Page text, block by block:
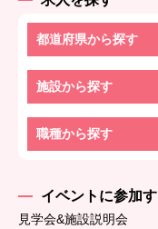
都道府県から探す
施設から探す
職種から探す
イベントに参加
見学会&施設説明会